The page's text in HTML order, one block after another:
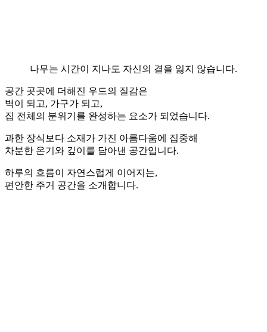
나무는 시간이 지나도 자신의 결을 잃지 않습니다.
공간 곳곳에 더해진 우드의 질감은
벽이 되고, 가구가 되고,
집 전체의 분위기를 완성하는 요소가 되었습니다.
과한 장식보다 소재가 가진 아름다움에 집중해
차분한 온기와 깊이를 담아낸 공간입니다.
하루의 흐름이 자연스럽게 이어지는,
편안한 주거 공간을 소개합니다.